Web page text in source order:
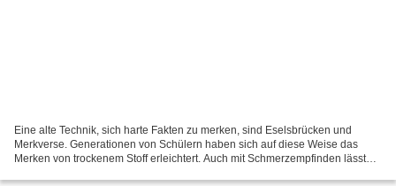
Eine alte Technik, sich harte Fakten zu merken, sind Eselsbrücken und
Merkverse. Generationen von Schülern haben sich auf diese Weise das
Merken von trockenem Stoff erleichtert. Auch mit Schmerzempfinden lässt